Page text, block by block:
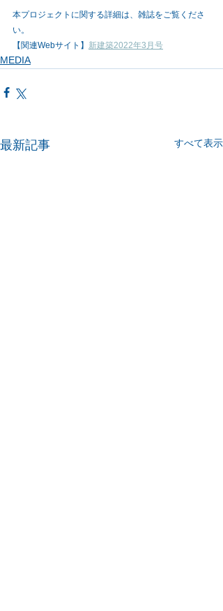
本プロジェクトに関する詳細は、雑誌をご覧くださ
い。
【関連Webサイト】 新建築2022年3月号
MEDIA
最新記事 すべて表示